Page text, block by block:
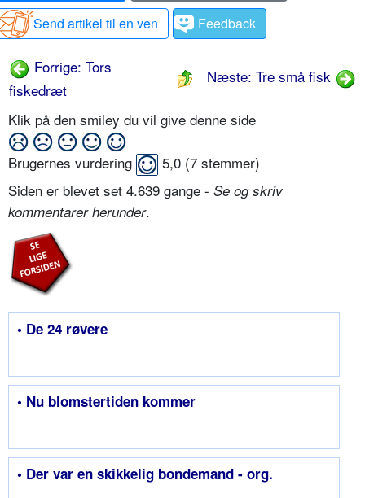
Send artikel til en ven
Feedback
Forrige: Tors
fiskedræt
Næste: Tre små fisk
Klik på den smiley du vil give denne side
Brugernes vurdering 5,0 (7 stemmer)
Siden er blevet set 4.639 gange - Se og skriv
kommentarer herunder.
• De 24 røvere
• Nu blomstertiden kommer
• Der var en skikkelig bondemand - org.